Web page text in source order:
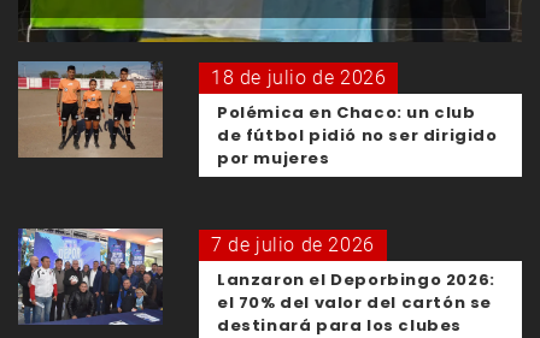
18 de julio de 2026
Polémica en Chaco: un club
de fútbol pidió no ser dirigido
por mujeres
7 de julio de 2026
Lanzaron el Deporbingo 2026:
el 70% del valor del cartón se
destinará para los clubes